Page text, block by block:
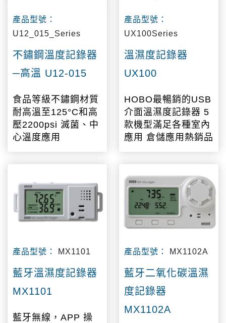
產品型號：
U12_015_Series
不鏽鋼溫度記錄器
─高溫 U12-015
食品等級不鏽鋼材質
耐高溫至125°C和高
壓2200psi 滅菌、中
心溫度應用
產品型號：
UX100Series
溫濕度記錄器
UX100
HOBO最暢銷的USB
介面溫濕度記錄器 5
款機型滿足各種室內
應用 倉儲應用熱銷品
產品型號： MX1101
藍牙溫濕度記錄器
MX1101
藍牙無線，APP 操
產品型號： MX1102A
藍牙二氧化碳溫濕
度記錄器
MX1102A